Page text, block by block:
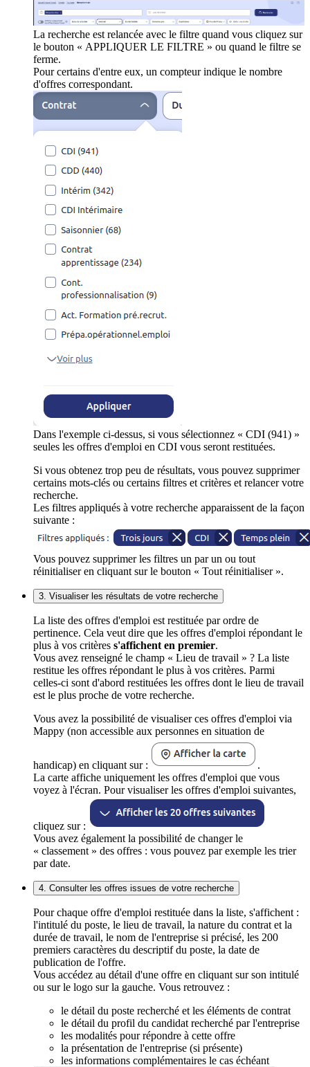
La recherche est relancée avec le filtre quand vous cliquez sur
le bouton « APPLIQUER LE FILTRE » ou quand le filtre se
ferme.
Pour certains d'entre eux, un compteur indique le nombre
d'offres correspondant.
Dans l'exemple ci-dessus, si vous sélectionnez « CDI (941) »
seules les offres d'emploi en CDI vous seront restituées.
Si vous obtenez trop peu de résultats, vous pouvez supprimer
certains mots-clés ou certains filtres et critères et relancer votre
recherche.
Les filtres appliqués à votre recherche apparaissent de la façon
suivante :
Vous pouvez supprimer les filtres un par un ou tout
réinitialiser en cliquant sur le bouton « Tout réinitialiser ».
3. Visualiser les résultats de votre recherche
La liste des offres d'emploi est restituée par ordre de
pertinence. Cela veut dire que les offres d'emploi répondant le
plus à vos critères s'affichent en premier.
Vous avez renseigné le champ « Lieu de travail » ? La liste
restitue les offres répondant le plus à vos critères. Parmi
celles-ci sont d'abord restituées les offres dont le lieu de travail
est le plus proche de votre recherche.
Vous avez la possibilité de visualiser ces offres d'emploi via
Mappy (non accessible aux personnes en situation de
handicap) en cliquant sur :
.
La carte affiche uniquement les offres d'emploi que vous
voyez à l'écran. Pour visualiser les offres d'emploi suivantes,
cliquez sur :
Vous avez également la possibilité de changer le
« classement » des offres : vous pouvez par exemple les trier
par date.
4. Consulter les offres issues de votre recherche
Pour chaque offre d'emploi restituée dans la liste, s'affichent :
l'intitulé du poste, le lieu de travail, la nature du contrat et la
durée de travail, le nom de l'entreprise si précisé, les 200
premiers caractères du descriptif du poste, la date de
publication de l'offre.
Vous accédez au détail d'une offre en cliquant sur son intitulé
ou sur le logo sur la gauche. Vous retrouvez :
le détail du poste recherché et les éléments de contrat
le détail du profil du candidat recherché par l'entreprise
les modalités pour répondre à cette offre
la présentation de l'entreprise (si présente)
les informations complémentaires le cas échéant